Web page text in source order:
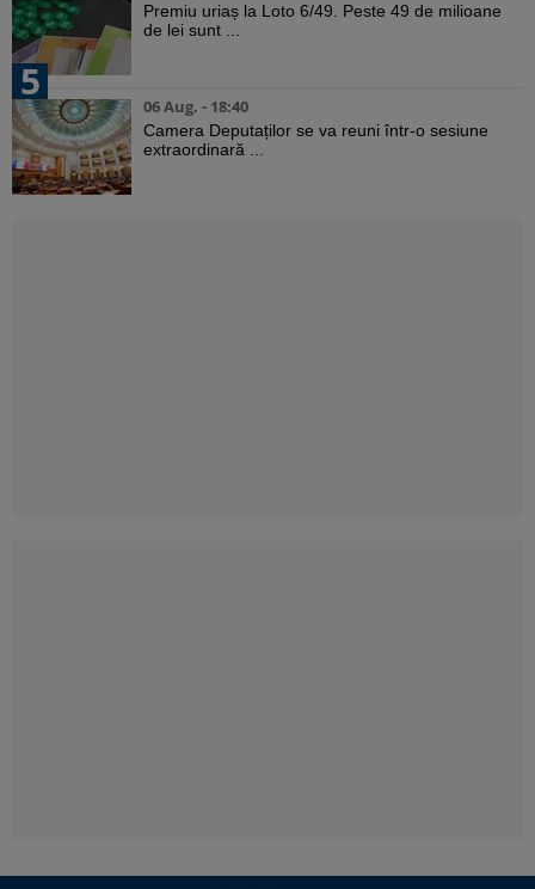
Premiu uriaș la Loto 6/49. Peste 49 de milioane
de lei sunt ...
5
06 Aug. - 18:40
Camera Deputaților se va reuni într-o sesiune
extraordinară ...